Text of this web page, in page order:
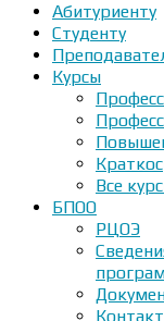
Абитуриенту
Студенту
Курсы
Все
БПОО
РЦОЭ